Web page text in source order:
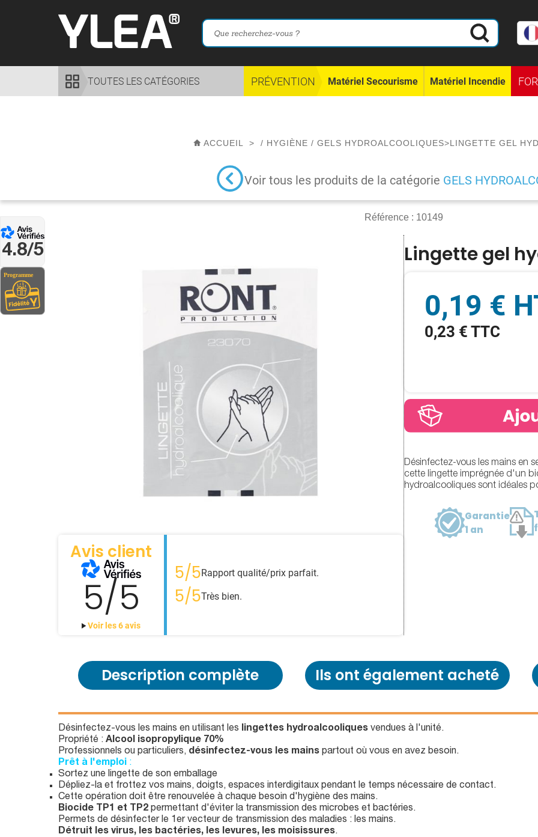
4.8/5
TOUTES LES CATÉGORIES PRÉVENTION Matériel Secourisme Matériel Incendie
ACCUEIL > / HYGIÈNE / GELS HYDROALCOOLIQUES>LINGETTE GEL
Voir tous les produits de la catégorie GELS
Référence : 10149
Avis client
5/5
Voir les 6 avis
5/5Rapport qualité/prix parfait.
5/5Très bien.
Lingette gel
0,19 €
0,23 € TTC
Désinfectez-vous les mains en
cette lingette imprégnée d'un
hydroalcooliques sont idéales
Garantie
1 an
Description complète Ils ont également acheté
Désinfectez-vous les mains en utilisant les lingettes hydroalcooliques vendues à l'unité.
Propriété : Alcool isopropylique 70%
Professionnels ou particuliers, désinfectez-vous les mains partout où vous en avez besoin.
Prêt à l'emploi :
Sortez une lingette de son emballage
Dépliez-la et frottez vos mains, doigts, espaces interdigitaux pendant le temps nécessaire de contact.
Cette opération doit être renouvelée à chaque besoin d'hygiène des mains.
Biocide TP1 et TP2 permettant d'éviter la transmission des microbes et bactéries.
Permets de désinfecter le 1er vecteur de transmission des maladies : les mains.
Détruit les virus, les bactéries, les levures, les moisissures.